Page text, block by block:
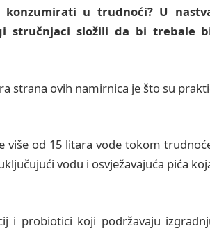
u trudnoći? U
stručnjaci složili da bi trebale
strana ovih namirnica je što su
više od 15 litara vode tokom
vodu i osvježavajuća pića
i probiotici koji podržavaju